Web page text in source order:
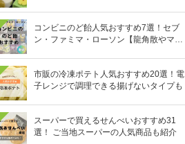
コンビニのど飴人気おすすめ7選！セブ
ン・ファミマ・ローソン【龍角散やマヌ
市販の冷凍ポテト人気おすすめ20選！電
子レンジで調理できる揚げないタイプも
スーパーで買えるせんべいおすすめ31
選！ ご当地スーパーの人気商品も紹介